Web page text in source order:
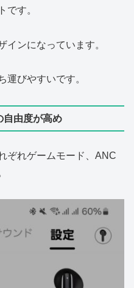
です。
インになっています。
運びやすいです。
自由度が高め
ぞれゲームモード、ANC